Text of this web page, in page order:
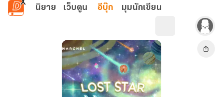
ข้ามไปยังเนื้อหาหลัก
นิยาย เว็บตูน อีบุ๊ก มุมนักเขียน